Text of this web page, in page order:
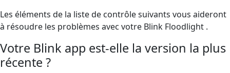
Les éléments de la liste de contrôle suivants vous aideront
à résoudre les problèmes avec votre Blink Floodlight .
Votre Blink app est-elle la version la plus
récente ?